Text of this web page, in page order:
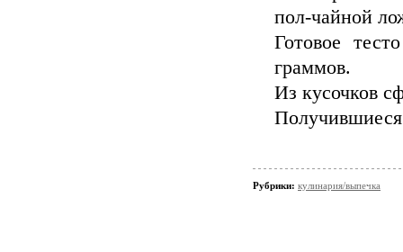
пол-чайной
Готовое
граммов.
Из кусочков
Рубрики: кулинария/выпечка